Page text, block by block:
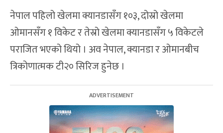
नेपाल पहिलो खेलमा क्यानडासँग १०३, दोस्रो खेलमा
ओमानसँग १ विकेट र तेस्रो खेलमा क्यानडासँग ५ विकेटले
पराजित भएको थियो । अव नेपाल, क्यानडा र ओमानबीच
त्रिकोणात्मक टी२० सिरिज हुनेछ ।